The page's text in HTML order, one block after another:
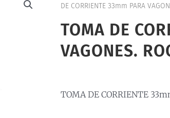
DE CORRIENTE 33mm PARA
TOMA DE
VAGONES.
TOMA DE CORRIENTE